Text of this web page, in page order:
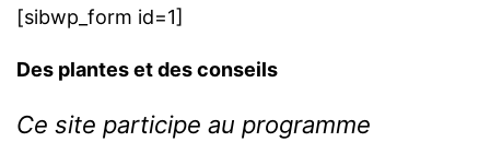
[sibwp_form id=1]
Des plantes et des conseils
Ce site participe au programme